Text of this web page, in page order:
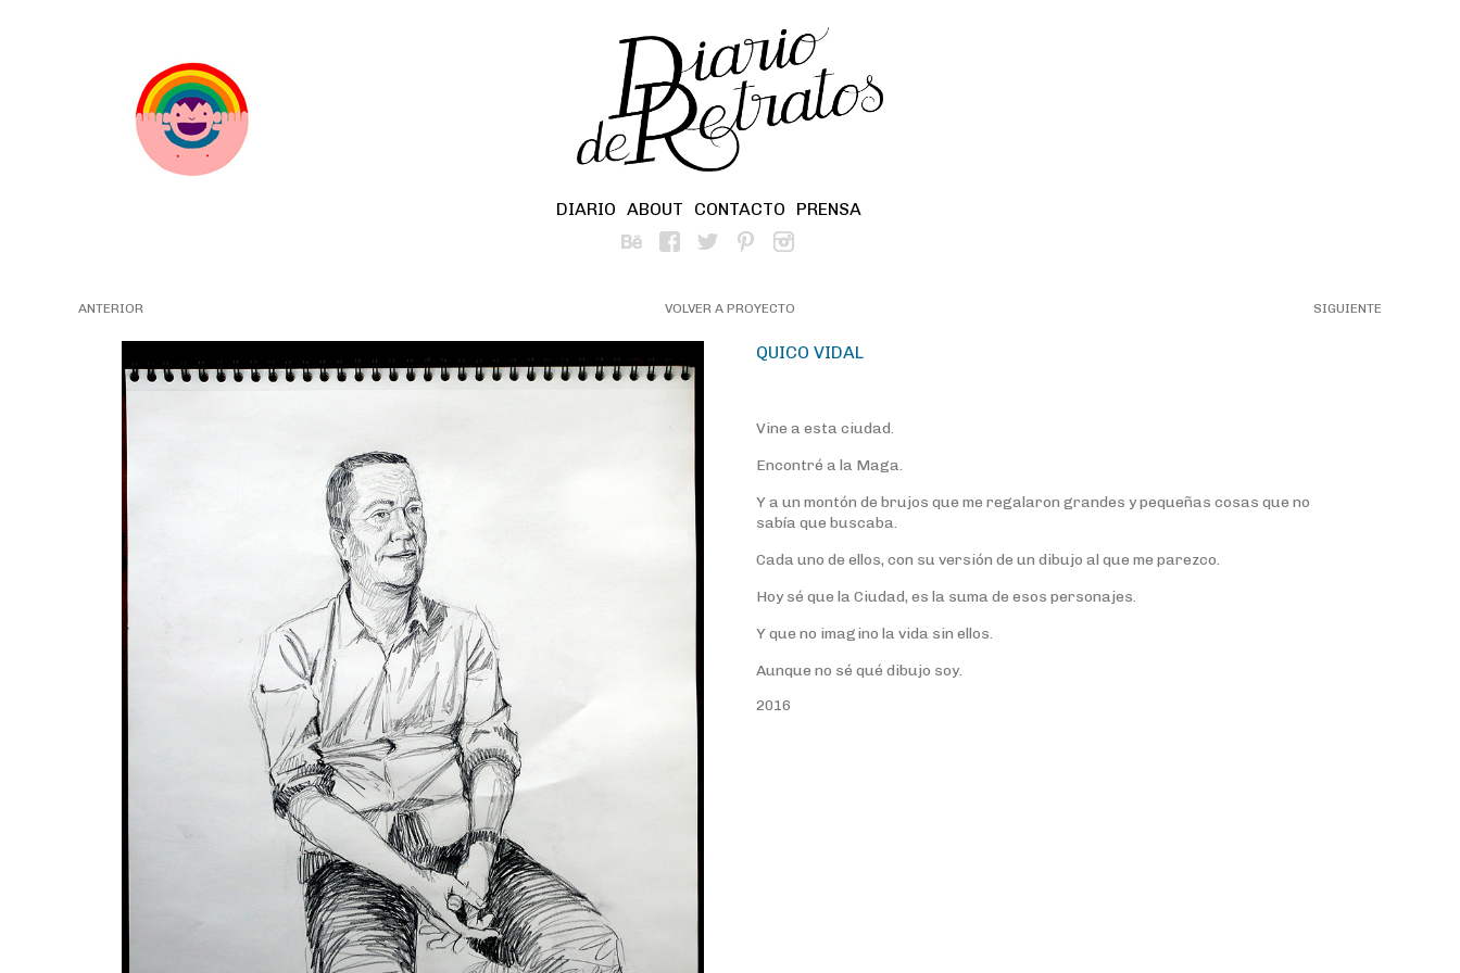
DIARIO ABOUT CONTACTO PRENSA
ANTERIOR VOLVER A PROYECTO SIGUIENTE
QUICO VIDAL
Vine a esta ciudad.
Encontré a la Maga.
Y a un montón de brujos que me regalaron grandes y pequeñas cosas que no
sabía que buscaba.
Cada uno de ellos, con su versión de un dibujo al que me parezco.
Hoy sé que la Ciudad, es la suma de esos personajes.
Y que no imagino la vida sin ellos.
Aunque no sé qué dibujo soy.
2016